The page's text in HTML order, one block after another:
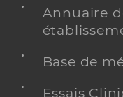
Annuaire
Base de
Essais